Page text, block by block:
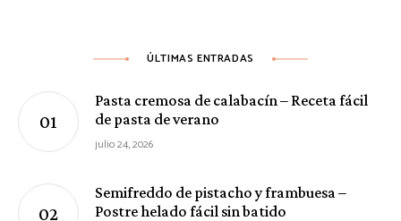
ÚLTIMAS ENTRADAS
Pasta cremosa de calabacín – Receta fácil
de pasta de verano
julio 24, 2026
Semifreddo de pistacho y frambuesa –
Postre helado fácil sin batido